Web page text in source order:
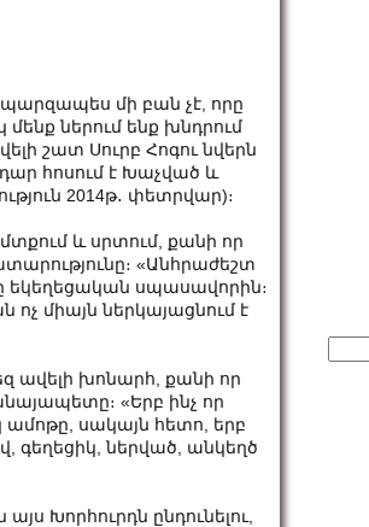
մի բան չէ, որը
ներում ենք խնդրում
շատ Սուրբ Հոգու նվերն
հոսում է Խաչված և
2014թ․ փետրվար)։
և սրտում, քանի որ
«Անհրաժեշտ
եկեղեցական սպասավորին։
միայն ներկայացնում է
ավելի խոնարհ, քանի որ
«Երբ ինչ որ
ամոթը, սակայն հետո, երբ
գեղեցիկ, ներված, անկեղծ
Խորհուրդն ընդունելու,
for: